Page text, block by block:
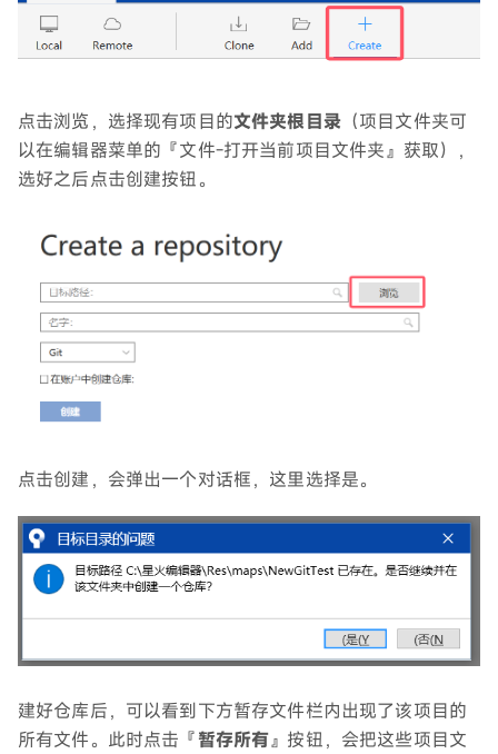
点击浏览，选择现有项目的文件夹根目录（项目文件夹可
以在编辑器菜单的『文件-打开当前项目文件夹』获取），
选好之后点击创建按钮。
点击创建，会弹出一个对话框，这里选择是。
建好仓库后，可以看到下方暂存文件栏内出现了该项目的
所有文件。此时点击『暂存所有』按钮，会把这些项目文